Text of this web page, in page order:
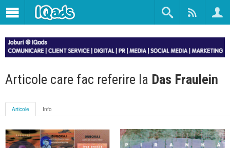
Articole care fac referire la Das Fraulein
Articole Info